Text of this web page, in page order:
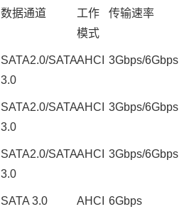
数据通道
工作
模式
传输速率
SATA2.0/SATA
3.0
AHCI 3Gbps/6Gbps
SATA2.0/SATA
3.0
AHCI 3Gbps/6Gbps
SATA2.0/SATA
3.0
AHCI 3Gbps/6Gbps
SATA 3.0 AHCI 6Gbps